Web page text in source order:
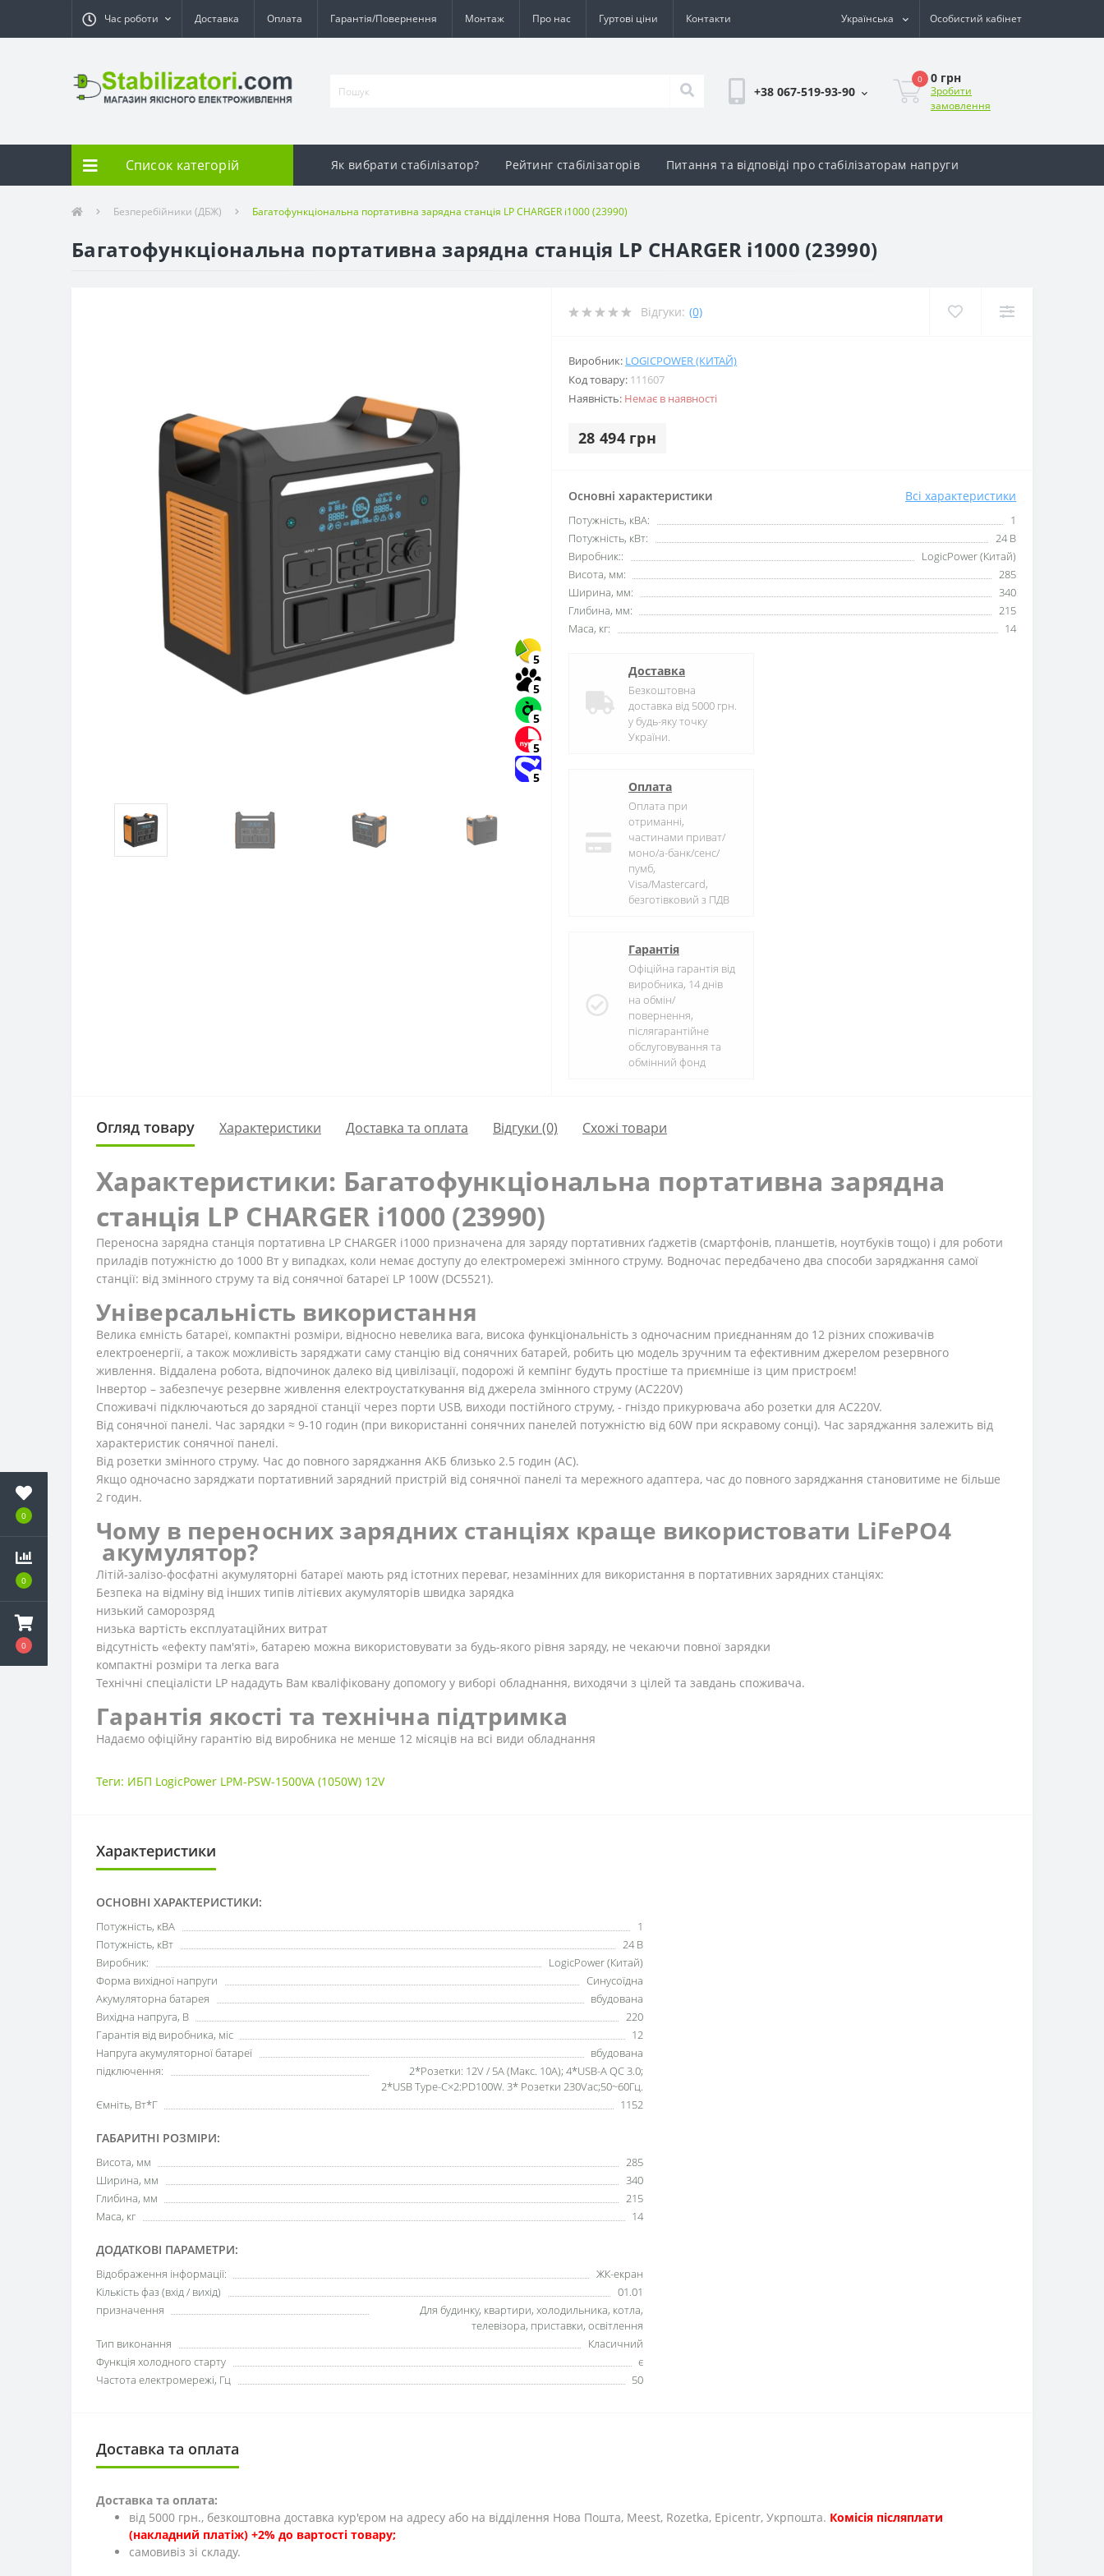
0
0
0
Час роботи Доставка Оплата Гарантія/Повернення Монтаж Про нас Гуртові ціни Контакти Українська Особистий кабінет
+38 067-519-93-90
0 0 грн
Зробити
замовлення
Список категорій Як вибрати стабілізатор? Рейтинг стабілізаторів Питання та відповіді про стабілізаторам напруги
Безперебійники (ДБЖ) Багатофункціональна портативна зарядна станція LP CHARGER i1000 (23990)
Багатофункціональна портативна зарядна станція LP CHARGER i1000 (23990)
5
5
5
5
5
Відгуки: (0)
Виробник: LOGICPOWER (КИТАЙ)
Код товару: 111607
Наявність: Немає в наявності
28 494 грн
Основні характеристики Всі характеристики
Потужність, кВА:
1
Потужність, кВт:
24 В
Виробник::
LogicPower (Китай)
Висота, мм:
285
Ширина, мм:
340
Глибина, мм:
215
Маса, кг:
14
Доставка
Безкоштовна
доставка від 5000 грн.
у будь-яку точку
України.
Оплата
Оплата при
отриманні,
частинами приват/
моно/а-банк/сенс/
пумб,
Visa/Mastercard,
безготівковий з ПДВ
Гарантія
Офіційна гарантія від
виробника, 14 днів
на обмін/
повернення,
післягарантійне
обслуговування та
обмінний фонд
Огляд товару Характеристики Доставка та оплата Відгуки (0) Схожі товари
Характеристики: Багатофункціональна портативна зарядна
станція LP CHARGER i1000 (23990)
Переносна зарядна станція портативна LP CHARGER i1000 призначена для заряду портативних ґаджетів (смартфонів, планшетів, ноутбуків тощо) і для роботи
приладів потужністю до 1000 Вт у випадках, коли немає доступу до електромережі змінного струму. Водночас передбачено два способи заряджання самої
станції: від змінного струму та від сонячної батареї LP 100W (DC5521).
Універсальність використання
Велика ємність батареї, компактні розміри, відносно невелика вага, висока функціональність з одночасним приєднанням до 12 різних споживачів
електроенергії, а також можливість заряджати саму станцію від сонячних батарей, робить цю модель зручним та ефективним джерелом резервного
живлення. Віддалена робота, відпочинок далеко від цивілізації, подорожі й кемпінг будуть простіше та приємніше із цим пристроєм!
Інвертор – забезпечує резервне живлення електроустаткування від джерела змінного струму (AC220V)
Споживачі підключаються до зарядної станції через порти USB, виходи постійного струму, - гніздо прикурювача або розетки для AC220V.
Від сонячної панелі. Час зарядки ≈ 9-10 годин (при використанні сонячних панелей потужністю від 60W при яскравому сонці). Час заряджання залежить від
характеристик сонячної панелі.
Від розетки змінного струму. Час до повного заряджання АКБ близько 2.5 годин (AC).
Якщо одночасно заряджати портативний зарядний пристрій від сонячної панелі та мережного адаптера, час до повного заряджання становитиме не більше
2 годин.
Чому в переносних зарядних станціях краще використовати LiFePO4
акумулятор?
Літій-залізо-фосфатні акумуляторні батареї мають ряд істотних переваг, незамінних для використання в портативних зарядних станціях:
Безпека на відміну від інших типів літієвих акумуляторів швидка зарядка
низький саморозряд
низька вартість експлуатаційних витрат
відсутність «ефекту пам'яті», батарею можна використовувати за будь-якого рівня заряду, не чекаючи повної зарядки
компактні розміри та легка вага
Технічні спеціалісти LP нададуть Вам кваліфіковану допомогу у виборі обладнання, виходячи з цілей та завдань споживача.
Гарантія якості та технічна підтримка
Надаємо офіційну гарантію від виробника не менше 12 місяців на всі види обладнання
Теги: ИБП LogicPower LPM-PSW-1500VA (1050W) 12V
Характеристики
ОСНОВНІ ХАРАКТЕРИСТИКИ:
Потужність, кВА
1
Потужність, кВт
24 В
Виробник:
LogicPower (Китай)
Форма вихідної напруги
Синусоїдна
Акумуляторна батарея
вбудована
Вихідна напруга, В
220
Гарантія від виробника, міс
12
Напруга акумуляторної батареї
вбудована
підключення:
2*Розетки: 12V / 5A (Макс. 10A); 4*USB-A QC 3.0;
2*USB Type-C×2:PD100W. 3* Розетки 230Vac;50~60Гц.
Ємніть, Вт*Г
1152
ГАБАРИТНІ РОЗМІРИ:
Висота, мм
285
Ширина, мм
340
Глибина, мм
215
Маса, кг
14
ДОДАТКОВІ ПАРАМЕТРИ:
Відображення інформації:
ЖК-екран
Кількість фаз (вхід / вихід)
01.01
призначення
Для будинку, квартири, холодильника, котла,
телевізора, приставки, освітлення
Тип виконання
Класичний
Функція холодного старту
є
Частота електромережі, Гц
50
Доставка та оплата
Доставка та оплата:
від 5000 грн., безкоштовна доставка кур'єром на адресу або на відділення Нова Пошта, Meest, Rozetka, Epicentr, Укрпошта. Комісія післяплати
(накладний платіж) +2% до вартості товару;
cамовивіз зі складу.